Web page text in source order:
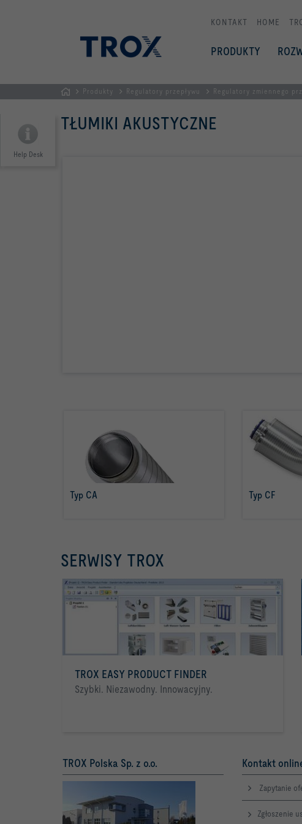
KONTAKT HOME
PRODUKTY
GŁÓWNA
Produkty Regulatory przepływu Regulatory zmiennego
Help Desk
TŁUMIKI AKUSTYCZNE
Typ CA Typ CF
SERWISY TROX
TROX EASY PRODUCT FINDER
Szybki. Niezawodny. Innowacyjny.
TROX Polska Sp. z o.o. Kontakt
Zapytanie
Zgłoszenie